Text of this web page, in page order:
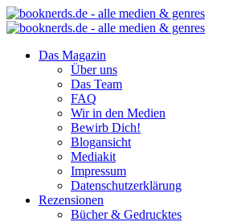
Das Magazin
Über uns
Das Team
FAQ
Wir in den Medien
Bewirb Dich!
Blogansicht
Mediakit
Impressum
Datenschutzerklärung
Rezensionen
Bücher & Gedrucktes